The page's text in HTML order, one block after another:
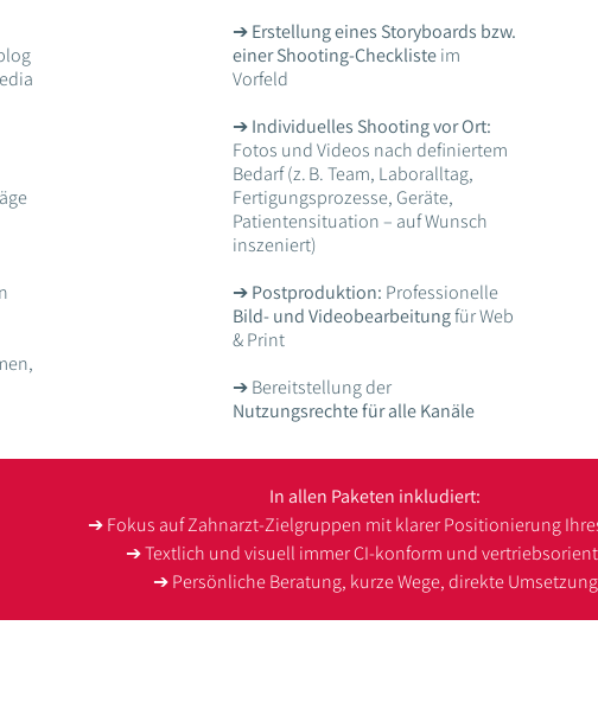
➔Erstellung eines Storyboards bzw.
einer Shooting-Checklisteim
Vorfeld
➔Individuelles Shooting vor Ort:
Fotos und Videos nach definiertem
Bedarf (z. B. Team, Laboralltag,
Fertigungsprozesse, Geräte,
Patientensituation – auf Wunsch
inszeniert)
➔Postproduktion: Professionelle
Bild- und Videobearbeitungfür Web
& Print
➔ Bereitstellung der
Nutzungsrechte für alle Kanäle
In allen Paketen inkludiert:
➔ Fokus auf Zahnarzt-Zielgruppen mit klarer Positionierung
➔ Textlich und visuell immer CI-konform und
➔ Persönliche Beratung, kurze Wege, direkte Umsetzung